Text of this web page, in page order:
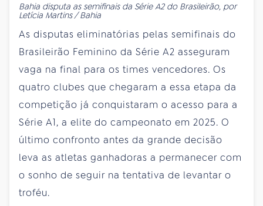
Bahia disputa as semifinais da Série A2 do Brasileirão, por
Letícia Martins / Bahia
As disputas eliminatórias pelas semifinais do
Brasileirão Feminino da Série A2 asseguram
vaga na final para os times vencedores. Os
quatro clubes que chegaram a essa etapa da
competição já conquistaram o acesso para a
Série A1, a elite do campeonato em 2025. O
último confronto antes da grande decisão
leva as atletas ganhadoras a permanecer com
o sonho de seguir na tentativa de levantar o
troféu.